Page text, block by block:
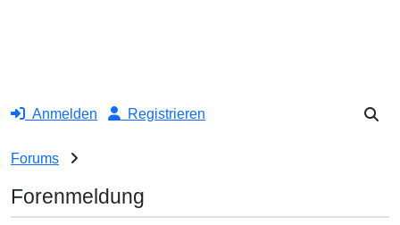
Anmelden Registrieren
Forums
Forenmeldung